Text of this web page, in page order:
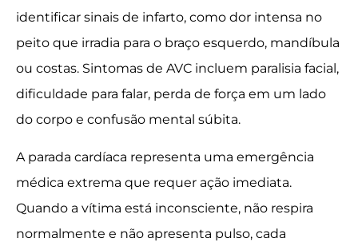
identificar sinais de infarto, como dor intensa no
peito que irradia para o braço esquerdo, mandíbula
ou costas. Sintomas de AVC incluem paralisia facial,
dificuldade para falar, perda de força em um lado
do corpo e confusão mental súbita.
A parada cardíaca representa uma emergência
médica extrema que requer ação imediata.
Quando a vítima está inconsciente, não respira
normalmente e não apresenta pulso, cada